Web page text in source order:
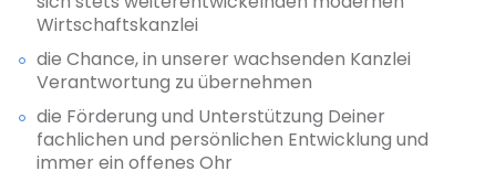
Wirtschaftskanzlei
die Chance, in unserer wachsenden Kanzlei
Verantwortung zu übernehmen
die Förderung und Unterstützung Deiner
fachlichen und persönlichen Entwicklung und
immer ein offenes Ohr